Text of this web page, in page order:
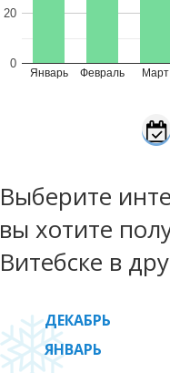
Январь Февраль Март
0
20
Выберите
вы хотите
Витебске в
ДЕКАБРЬ
ЯНВАРЬ